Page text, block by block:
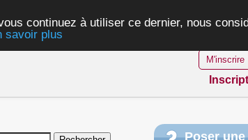
continuez à utiliser ce dernier, nous
savoir plus
M'inscrire
Poser